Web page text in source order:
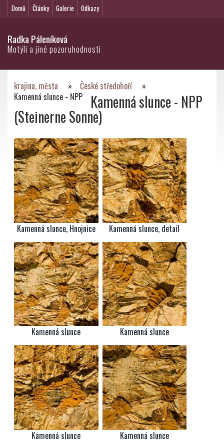
Domů Články Galerie Odkazy
Radka Páleníková
Motýli a jiné pozoruhodnosti
krajina, města » České středohoří »
Kamenná slunce - NPP
Kamenná slunce - NPP
(Steinerne Sonne)
Kamenná slunce, Hnojnice Kamenná slunce, detail
Kamenná slunce Kamenná slunce
Kamenná slunce Kamenná slunce